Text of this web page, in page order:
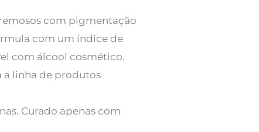
com pigmentação
com um índice de
com álcool cosmético.
a linha de produtos
Curado apenas com